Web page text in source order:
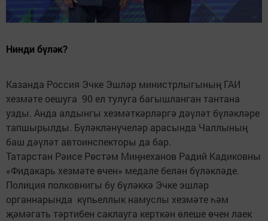
Нинди бүләк?
Казанда Россия Эчке Эшләр министрлыгының ГАИ
хезмәте оешуга 90 ел тулуга багышланган тантана
узды. Анда алдынгы хезмәткәрләргә дәүләт бүләкләре
тапшырылды. Бүләкләнүчеләр арасында Чаллының
баш дәүләт автоинспекторы да бар.
Татарстан Рәисе Рөстәм Миңнеханов Радий Кадиковны
«Фидакарь хезмәте өчен» медале белән бүләкләде.
Полиция полковнигы бу бүләккә Эчке эшләр
органнарында күпьеллык намуслы хезмәте һәм
җәмәгать тәртибен саклауга керткән өлеше өчен лаек